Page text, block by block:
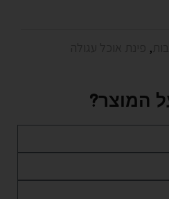
,
המוצר?